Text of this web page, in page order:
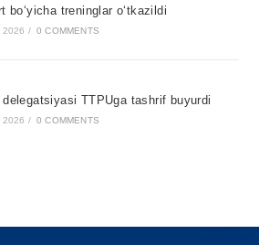
bo‘yicha treninglar o‘tkazildi
2026 / 0 COMMENTS
delegatsiyasi TTPUga tashrif buyurdi
2026 / 0 COMMENTS